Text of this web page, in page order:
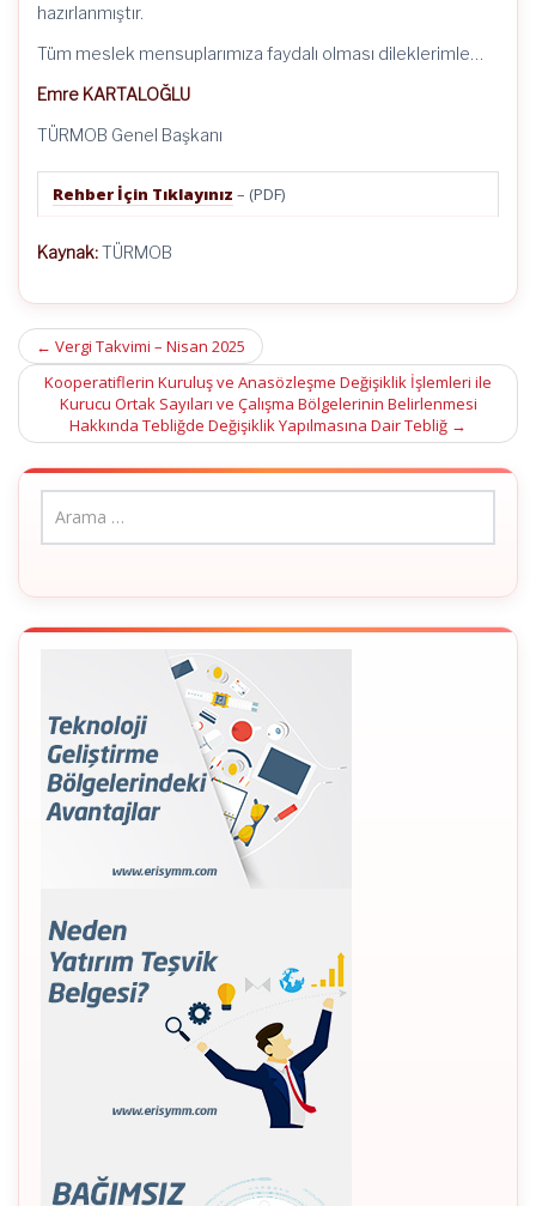
hazırlanmıştır.
Tüm meslek mensuplarımıza faydalı olması dileklerimle…
Emre KARTALOĞLU
TÜRMOB Genel Başkanı
Rehber İçin Tıklayınız – (PDF)
Kaynak:TÜRMOB
Post
navigation
← Vergi Takvimi – Nisan 2025
Kooperatiflerin Kuruluş ve Anasözleşme Değişiklik İşlemleri ile
Kurucu Ortak Sayıları ve Çalışma Bölgelerinin Belirlenmesi
Hakkında Tebliğde Değişiklik Yapılmasına Dair Tebliğ →